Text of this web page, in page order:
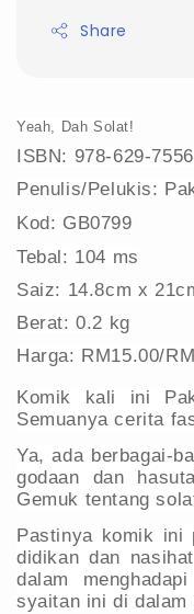
Share
Yeah, Dah Solat!
ISBN: 978-629-
Penulis/Pelukis:
Kod: GB0799
Tebal: 104 ms
Saiz: 14.8cm x
Berat: 0.2 kg
Harga: RM15.00/
Komik kali ini
Semuanya cerita
Ya, ada berbagai-
godaan dan
Gemuk tentang
Pastinya komik ini
didikan dan
dalam
syaitan ini di dalam